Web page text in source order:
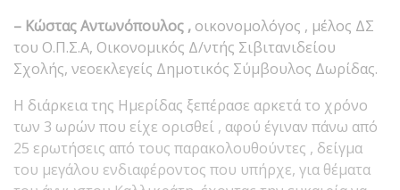
– Κώστας Αντωνόπουλος , οικονομολόγος , μέλος ΔΣ
του Ο.Π.Σ.Α, Οικονομικός Δ/ντής Σιβιτανιδείου
Σχολής, νεοεκλεγείς Δημοτικός Σύμβουλος Δωρίδας.
Η διάρκεια της Ημερίδας ξεπέρασε αρκετά το χρόνο
των 3 ωρών που είχε ορισθεί , αφού έγιναν πάνω από
25 ερωτήσεις από τους παρακολουθούντες , δείγμα
του μεγάλου ενδιαφέροντος που υπήρχε, για θέματα